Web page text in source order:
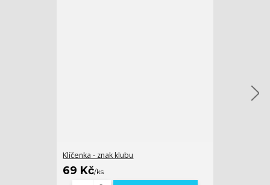
Klíčenka - znak klubu
69 Kč/ks